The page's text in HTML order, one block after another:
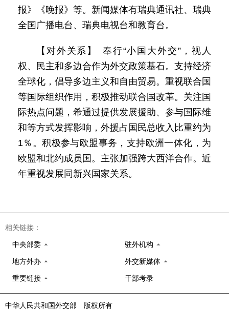
报》《晚报》等。新闻媒体有瑞典通讯社、瑞典
全国广播电台、瑞典电视台和教育台。
【对外关系】 奉行“小国大外交”，视人
权、民主和多边合作为外交政策基石。支持经济
全球化，倡导多边主义和自由贸易。重视联合国
等国际组织作用，积极推动联合国改革。关注国
际热点问题，希通过提供发展援助、参与国际维
和等方式发挥影响，外援占国民总收入比重约为
1％。积极参与欧盟事务，支持欧洲一体化，为
欧盟和北约成员国。主张加强跨大西洋合作。近
年重视发展同新兴国家关系。
相关链接：
中央部委 驻外机构
地方外办 外交新媒体
重要链接 干部考录
中华人民共和国外交部 版权所有